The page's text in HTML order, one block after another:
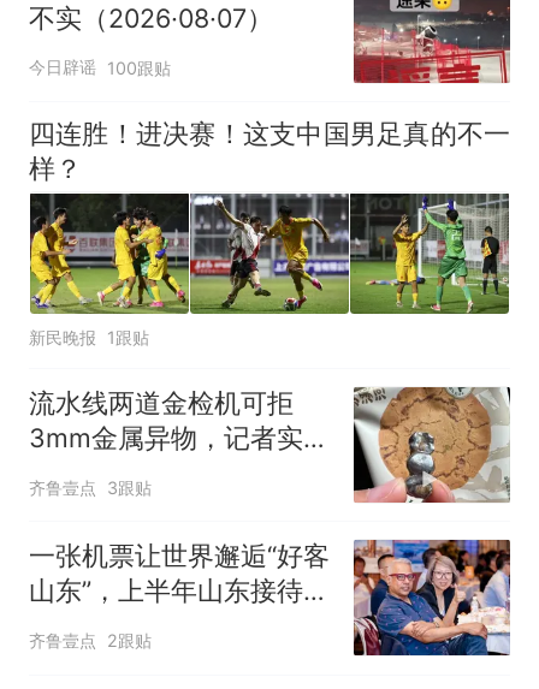
不实（2026·08·07）
今日辟谣 100跟贴
四连胜！进决赛！这支中国男足真的不一
样？
新民晚报 1跟贴
流水线两道金检机可拒
3mm金属异物，记者实探
泸溪河车间！公司回应为
何选择谅解
齐鲁壹点 3跟贴
一张机票让世界邂逅“好客
山东”，上半年山东接待入
境游客增长44.2%
齐鲁壹点 2跟贴